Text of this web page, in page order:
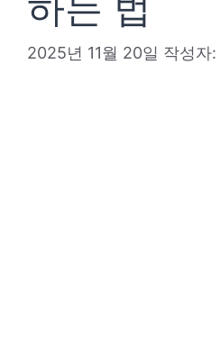
2025년 11월 20일 작성자: